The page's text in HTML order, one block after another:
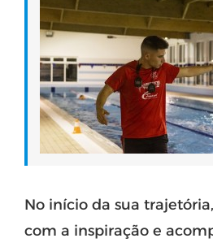
No início da sua
com a inspiração e